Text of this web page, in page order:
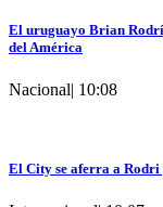
El uruguayo Brian
del América
Nacional| 10:08
El City se aferra a